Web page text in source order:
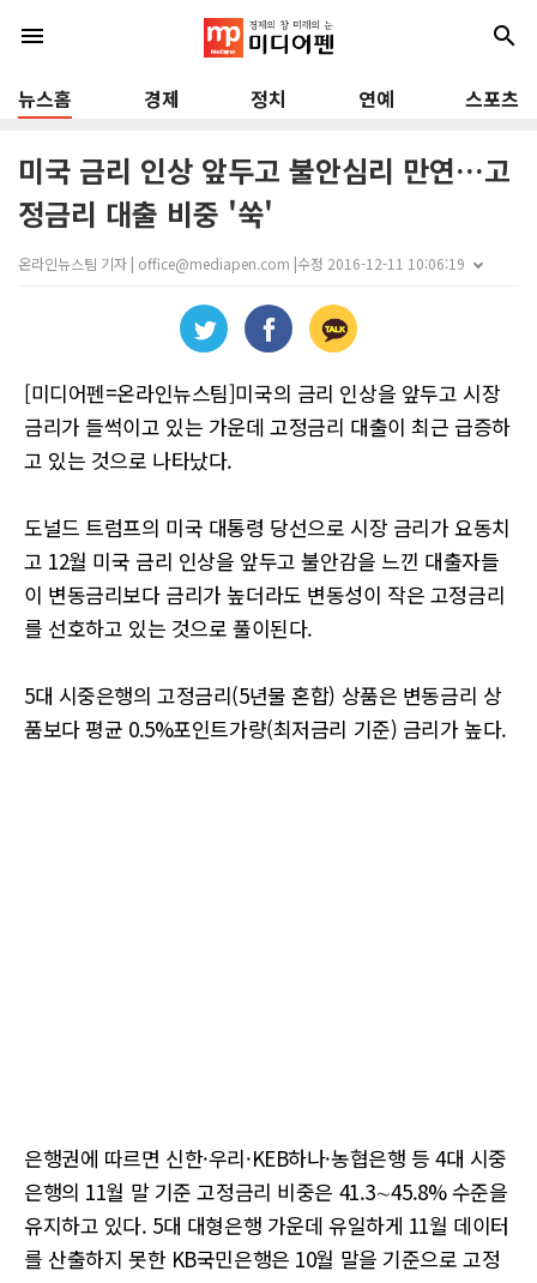
menu search
뉴스홈 경제 정치 연예 스포츠
미국 금리 인상 앞두고 불안심리 만연…고
정금리 대출 비중 '쑥'
온라인뉴스팀 기자 | office@mediapen.com |수정 2016-12-11 10:06:19
[미디어펜=온라인뉴스팀]미국의 금리 인상을 앞두고 시장
금리가 들썩이고 있는 가운데 고정금리 대출이 최근 급증하
고 있는 것으로 나타났다.
도널드 트럼프의 미국 대통령 당선으로 시장 금리가 요동치
고 12월 미국 금리 인상을 앞두고 불안감을 느낀 대출자들
이 변동금리보다 금리가 높더라도 변동성이 작은 고정금리
를 선호하고 있는 것으로 풀이된다.
5대 시중은행의 고정금리(5년물 혼합) 상품은 변동금리 상
품보다 평균 0.5%포인트가량(최저금리 기준) 금리가 높다.
은행권에 따르면 신한·우리·KEB하나·농협은행 등 4대 시중
은행의 11월 말 기준 고정금리 비중은 41.3∼45.8% 수준을
유지하고 있다. 5대 대형은행 가운데 유일하게 11월 데이터
를 산출하지 못한 KB국민은행은 10월 말을 기준으로 고정